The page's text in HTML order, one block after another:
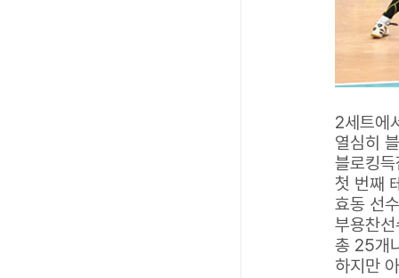
2세트에
열심히
블로킹
첫 번째
효동 선
부용찬
총 25개
하지만